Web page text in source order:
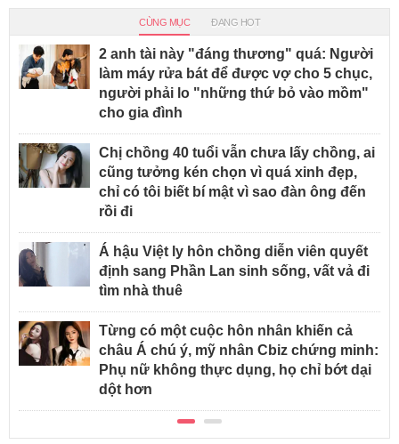
CÙNG MỤC ĐANG HOT
2 anh tài này "đáng thương" quá: Người
làm máy rửa bát để được vợ cho 5 chục,
người phải lo "những thứ bỏ vào mồm"
cho gia đình
Chị chồng 40 tuổi vẫn chưa lấy chồng, ai
cũng tưởng kén chọn vì quá xinh đẹp,
chỉ có tôi biết bí mật vì sao đàn ông đến
rồi đi
Á hậu Việt ly hôn chồng diễn viên quyết
định sang Phần Lan sinh sống, vất vả đi
tìm nhà thuê
Từng có một cuộc hôn nhân khiến cả
châu Á chú ý, mỹ nhân Cbiz chứng minh:
Phụ nữ không thực dụng, họ chỉ bớt dại
dột hơn